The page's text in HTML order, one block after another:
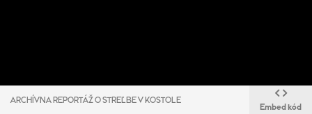
ARCHÍVNA REPORTÁŽ O STREĽBE V KOSTOLE
Embed kód